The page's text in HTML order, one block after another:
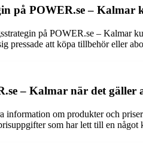
på POWER.se – Kalmar
på POWER.se – Kalmar
pressade att köpa tillbehör eller
– Kalmar när det
information om produkter och
som har lett till en något